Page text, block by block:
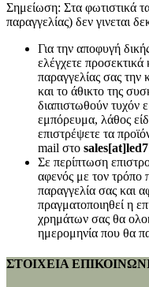
Σημείωση: Στα φωτιστικά
παραγγελίας) δεν γινεται
Για την αποφυγή
ελέγχετε
παραγγελίας σας
και το άθικτο της
διαπιστωθούν τυχόν
εμπόρευμα, λάθος
επιστρέψετε τα
mail στο
Σε περίπτωση
αφενός με τον τρόπο
παραγγελία σας και
πραγματοποιηθεί η
χρημάτων σας θα
ημερομηνία που θα
ΣΤΟΙΧΕΙΑ